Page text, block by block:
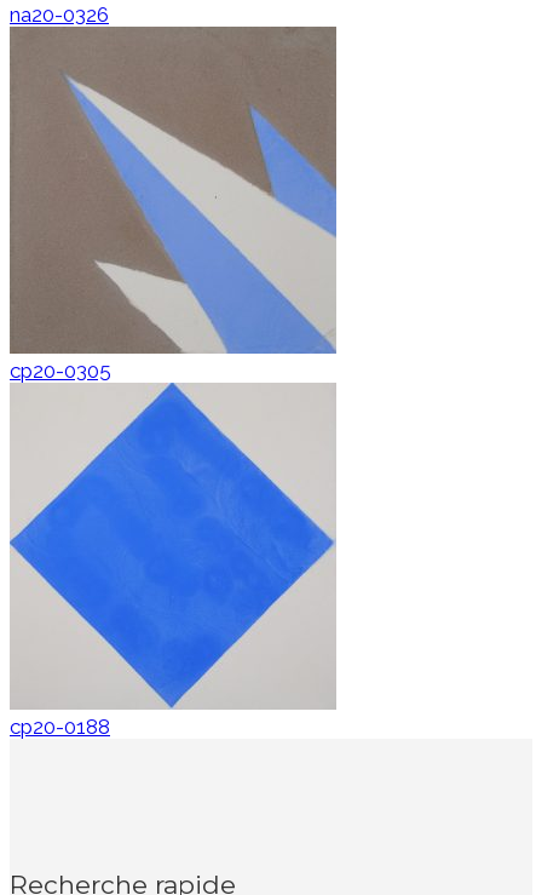
na20-0326
cp20-0305
cp20-0188
Recherche rapide